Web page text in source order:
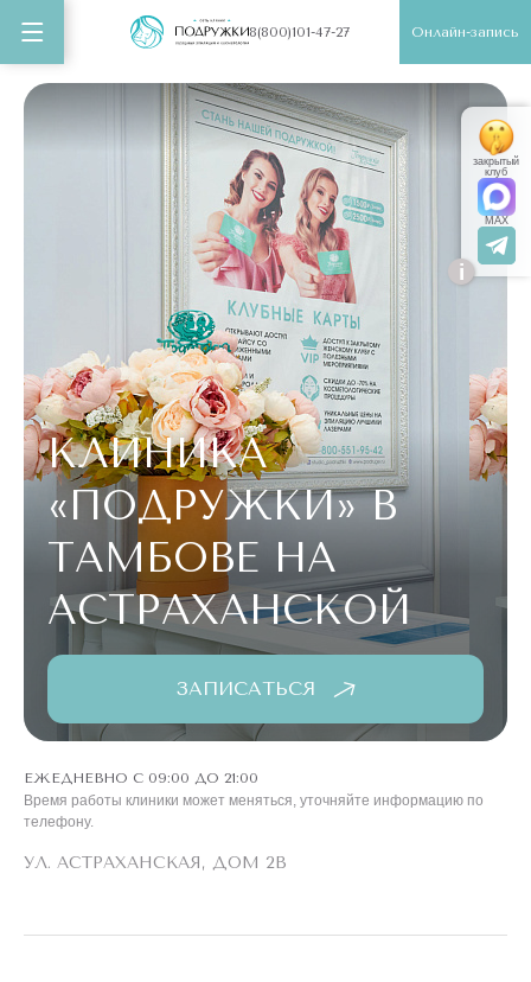
8(800)101-47-27 Онлайн-запись
КЛИНИКА
«ПОДРУЖКИ»В
ТАМБОВЕ НА
АСТРАХАНСКОЙ
ЗАПИСАТЬСЯ
ЕЖЕДНЕВНО С 09:00 ДО 21:00
Время работы клиники может меняться, уточняйте информацию по
телефону.
УЛ. АСТРАХАНСКАЯ, ДОМ 2В
i
закрытый
клуб
MAX